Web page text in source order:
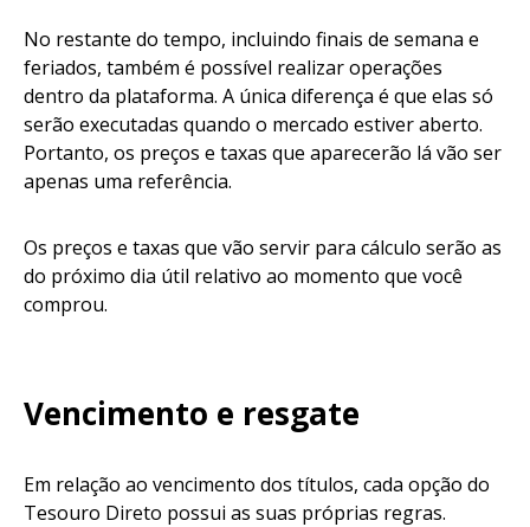
No restante do tempo, incluindo finais de semana e
feriados, também é possível realizar operações
dentro da plataforma. A única diferença é que elas só
serão executadas quando o mercado estiver aberto.
Portanto, os preços e taxas que aparecerão lá vão ser
apenas uma referência.
Os preços e taxas que vão servir para cálculo serão as
do próximo dia útil relativo ao momento que você
comprou.
Vencimento e resgate
Em relação ao vencimento dos títulos, cada opção do
Tesouro Direto possui as suas próprias regras.